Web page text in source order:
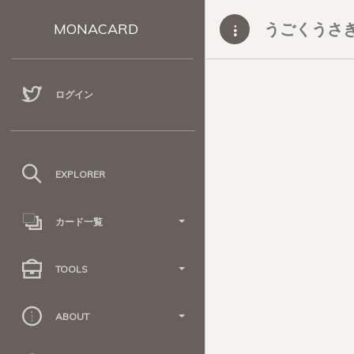
MONACARD
ログイン
EXPLORER
カード一覧
TOOLS
ABOUT
うごくうさ